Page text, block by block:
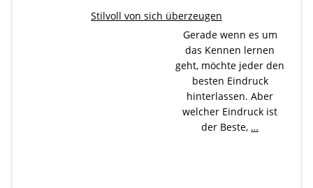
Stilvoll von sich überzeugen
Gerade wenn es um
das Kennen lernen
geht, möchte jeder den
besten Eindruck
hinterlassen. Aber
welcher Eindruck ist
der Beste, …